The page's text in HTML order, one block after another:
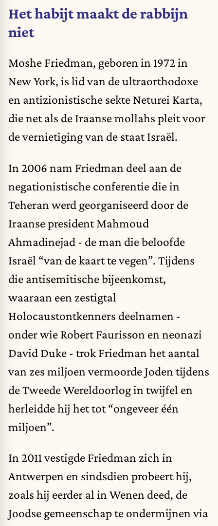
Het habijt maakt de rabbijn
niet
Moshe Friedman, geboren in 1972 in
New York, is lid van de ultraorthodoxe
en antizionistische sekte Neturei Karta,
die net als de Iraanse mollahs pleit voor
de vernietiging van de staat Israël.
In 2006 nam Friedman deel aan de
negationistische conferentie die in
Teheran werd georganiseerd door de
Iraanse president Mahmoud
Ahmadinejad - de man die beloofde
Israël “van de kaart te vegen”. Tijdens
die antisemitische bijeenkomst,
waaraan een zestigtal
Holocaustontkenners deelnamen -
onder wie Robert Faurisson en neonazi
David Duke - trok Friedman het aantal
van zes miljoen vermoorde Joden tijdens
de Tweede Wereldoorlog in twijfel en
herleidde hij het tot “ongeveer één
miljoen”.
In 2011 vestigde Friedman zich in
Antwerpen en sindsdien probeert hij,
zoals hij eerder al in Wenen deed, de
Joodse gemeenschap te ondermijnen via